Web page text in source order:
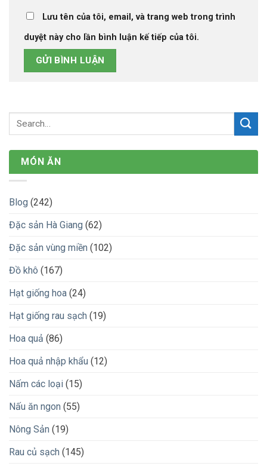
Lưu tên của tôi, email, và trang web trong trình
duyệt này cho lần bình luận kế tiếp của tôi.
MÓN ĂN
Blog (242)
Đặc sản Hà Giang (62)
Đặc sản vùng miền (102)
Đồ khô (167)
Hạt giống hoa (24)
Hạt giống rau sạch (19)
Hoa quả (86)
Hoa quả nhập khẩu (12)
Nấm các loại (15)
Nấu ăn ngon (55)
Nông Sản (19)
Rau củ sạch (145)